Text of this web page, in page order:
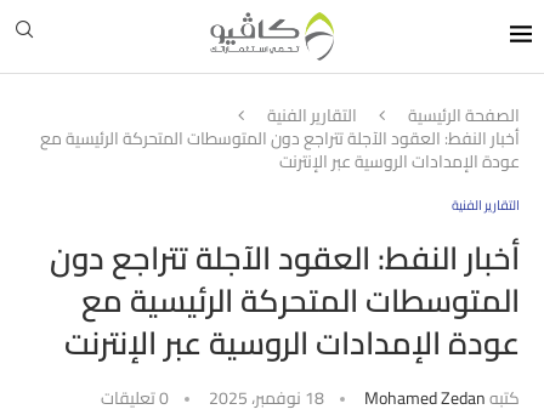
الصفحة الرئيسية التقارير الفنية
أخبار النفط: العقود الآجلة تتراجع دون المتوسطات المتحركة الرئيسية مع
عودة الإمدادات الروسية عبر الإنترنت
التقارير الفنية
أخبار النفط: العقود الآجلة تتراجع دون
المتوسطات المتحركة الرئيسية مع
عودة الإمدادات الروسية عبر الإنترنت
كتبهMohamed Zedan 18 نوفمبر، 2025 0 تعليقات